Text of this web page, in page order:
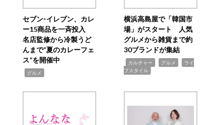
セブン‐イレブン、カレ
ー15商品を一斉投入
名店監修から冷製うど
んまで“夏のカレーフェ
ス”を開催中
グルメ
横浜高島屋で「韓国市
場」がスタート 人気
グルメから雑貨まで約
30ブランドが集結
カルチャー グルメ
ライ
フスタイル